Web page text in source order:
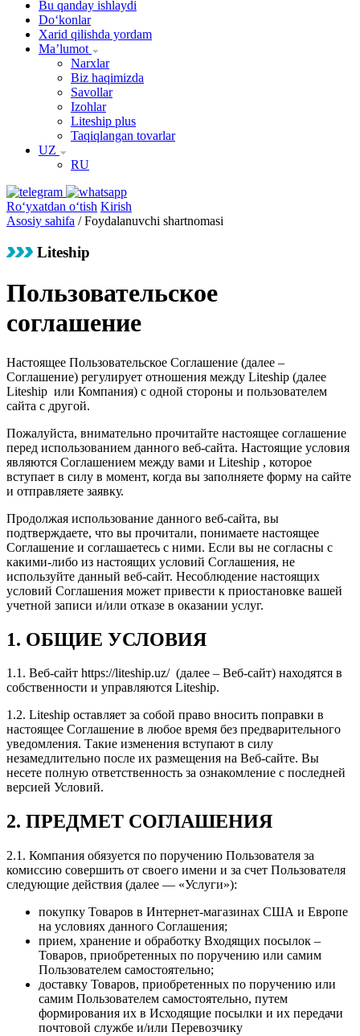
Bu qanday ishlaydi
Doʻkonlar
Xarid qilishda yordam
Maʼlumot
Narxlar
Biz haqimizda
Savollar
Izohlar
Liteship plus
Taqiqlangan tovarlar
UZ
RU
Roʻyxatdan oʻtish Kirish
Asosiy sahifa / Foydalanuvchi shartnomasi
Liteship
Пользовательское
соглашение
Настоящее Пользовательское Соглашение (далее –
Соглашение) регулирует отношения между Liteship (далее
Liteship или Компания) с одной стороны и пользователем
сайта с другой.
Пожалуйста, внимательно прочитайте настоящее соглашение
перед использованием данного веб-сайта. Настоящие условия
являются Соглашением между вами и Liteship , которое
вступает в силу в момент, когда вы заполняете форму на сайте
и отправляете заявку.
Продолжая использование данного веб-сайта, ​​вы
подтверждаете, что вы прочитали, понимаете настоящее
Соглашение и соглашаетесь с ними. Если вы не согласны с
какими-либо из настоящих условий Соглашения, не
используйте данный веб-сайт. Несоблюдение настоящих
условий Соглашения может привести к приостановке вашей
учетной записи и/или отказе в оказании услуг.
1. ОБЩИЕ УСЛОВИЯ
1.1. Веб-сайт https://liteship.uz/ (далее – Веб-сайт) находятся в
собственности и управляются Liteship.
1.2. Liteship оставляет за собой право вносить поправки в
настоящее Соглашение в любое время без предварительного
уведомления. Такие изменения вступают в силу
незамедлительно после их размещения на Веб-сайте. Вы
несете полную ответственность за ознакомление с последней
версией Условий.
2. ПРЕДМЕТ СОГЛАШЕНИЯ
2.1. Компания обязуется по поручению Пользователя за
комиссию совершить от своего имени и за счет Пользователя
следующие действия (далее — «Услуги»):
покупку Товаров в Интернет-магазинах США и Европе
на условиях данного Соглашения;
прием, хранение и обработку Входящих посылок –
Товаров, приобретенных по поручению или самим
Пользователем самостоятельно;
доставку Товаров, приобретенных по поручению или
самим Пользователем самостоятельно, путем
формирования их в Исходящие посылки и их передачи
почтовой службе и/или Перевозчику